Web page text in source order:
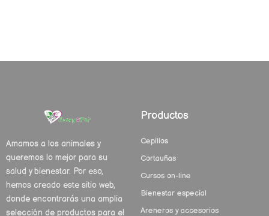
Amamos a los animales y
queremos lo mejor para su
salud y bienestar. Por eso,
hemos creado este sitio web,
donde encontrarás una amplia
selección de productos para el
Productos
Cepillos
Cortauñas
Cursos on-line
Bienestar especial
Areneros y accesorios